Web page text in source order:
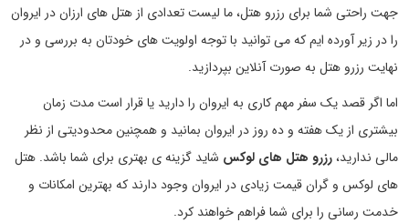
جهت راحتی شما برای رزرو هتل، ما لیست تعدادی از هتل های ارزان در ایروان
را در زیر آورده ایم که می توانید با توجه اولویت های خودتان به بررسی و در
نهایت رزرو هتل به صورت آنلاین بپردازید.
اما اگر قصد یک سفر مهم کاری به ایروان را دارید یا قرار است مدت زمان
بیشتری از یک هفته و ده روز در ایروان بمانید و همچنین محدودیتی از نظر
مالی ندارید،رزرو هتل های لوکس شاید گزینه ی بهتری برای شما باشد. هتل
های لوکس و گران قیمت زیادی در ایروان وجود دارند که بهترین امکانات و
خدمت رسانی را برای شما فراهم خواهند کرد.